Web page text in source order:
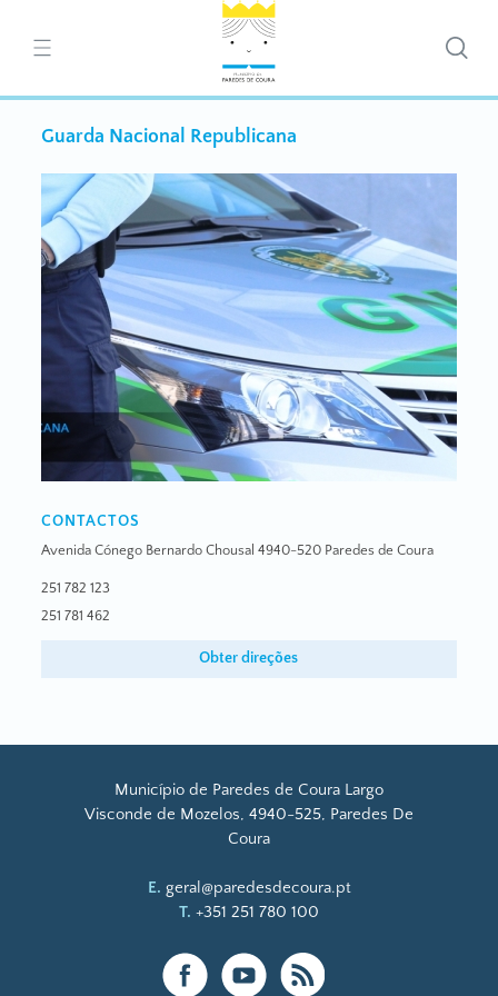
Guarda Nacional Republicana
CONTACTOS
Avenida Cónego Bernardo Chousal 4940-520 Paredes de Coura
251 782 123
251 781 462
Obter direções
Município de Paredes de Coura Largo
Visconde de Mozelos, 4940-525, Paredes De
Coura
E. geral@paredesdecoura.pt
T. +351 251 780 100